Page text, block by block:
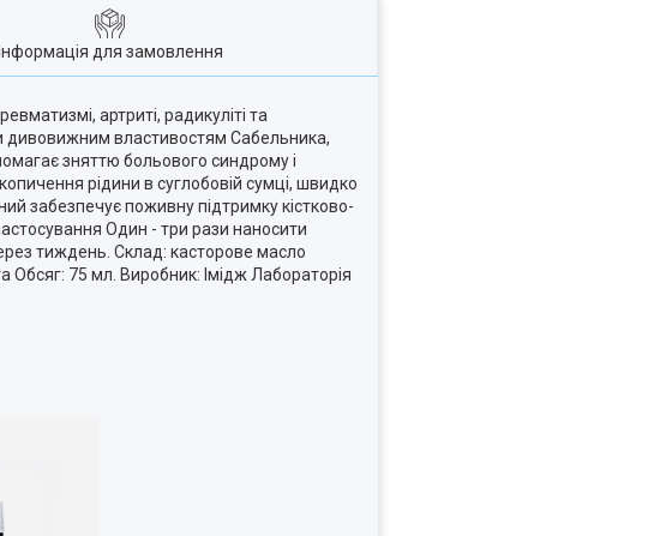
Інформація для замовлення
артриті, радикуліті та
дивовижним властивостям Сабельника,
зняттю больового синдрому і
рідини в суглобовій сумці, швидко
забезпечує поживну підтримку кістково-
Один - три рази наносити
тиждень. Склад: касторове масло
Обсяг: 75 мл. Виробник: Імідж Лабораторія